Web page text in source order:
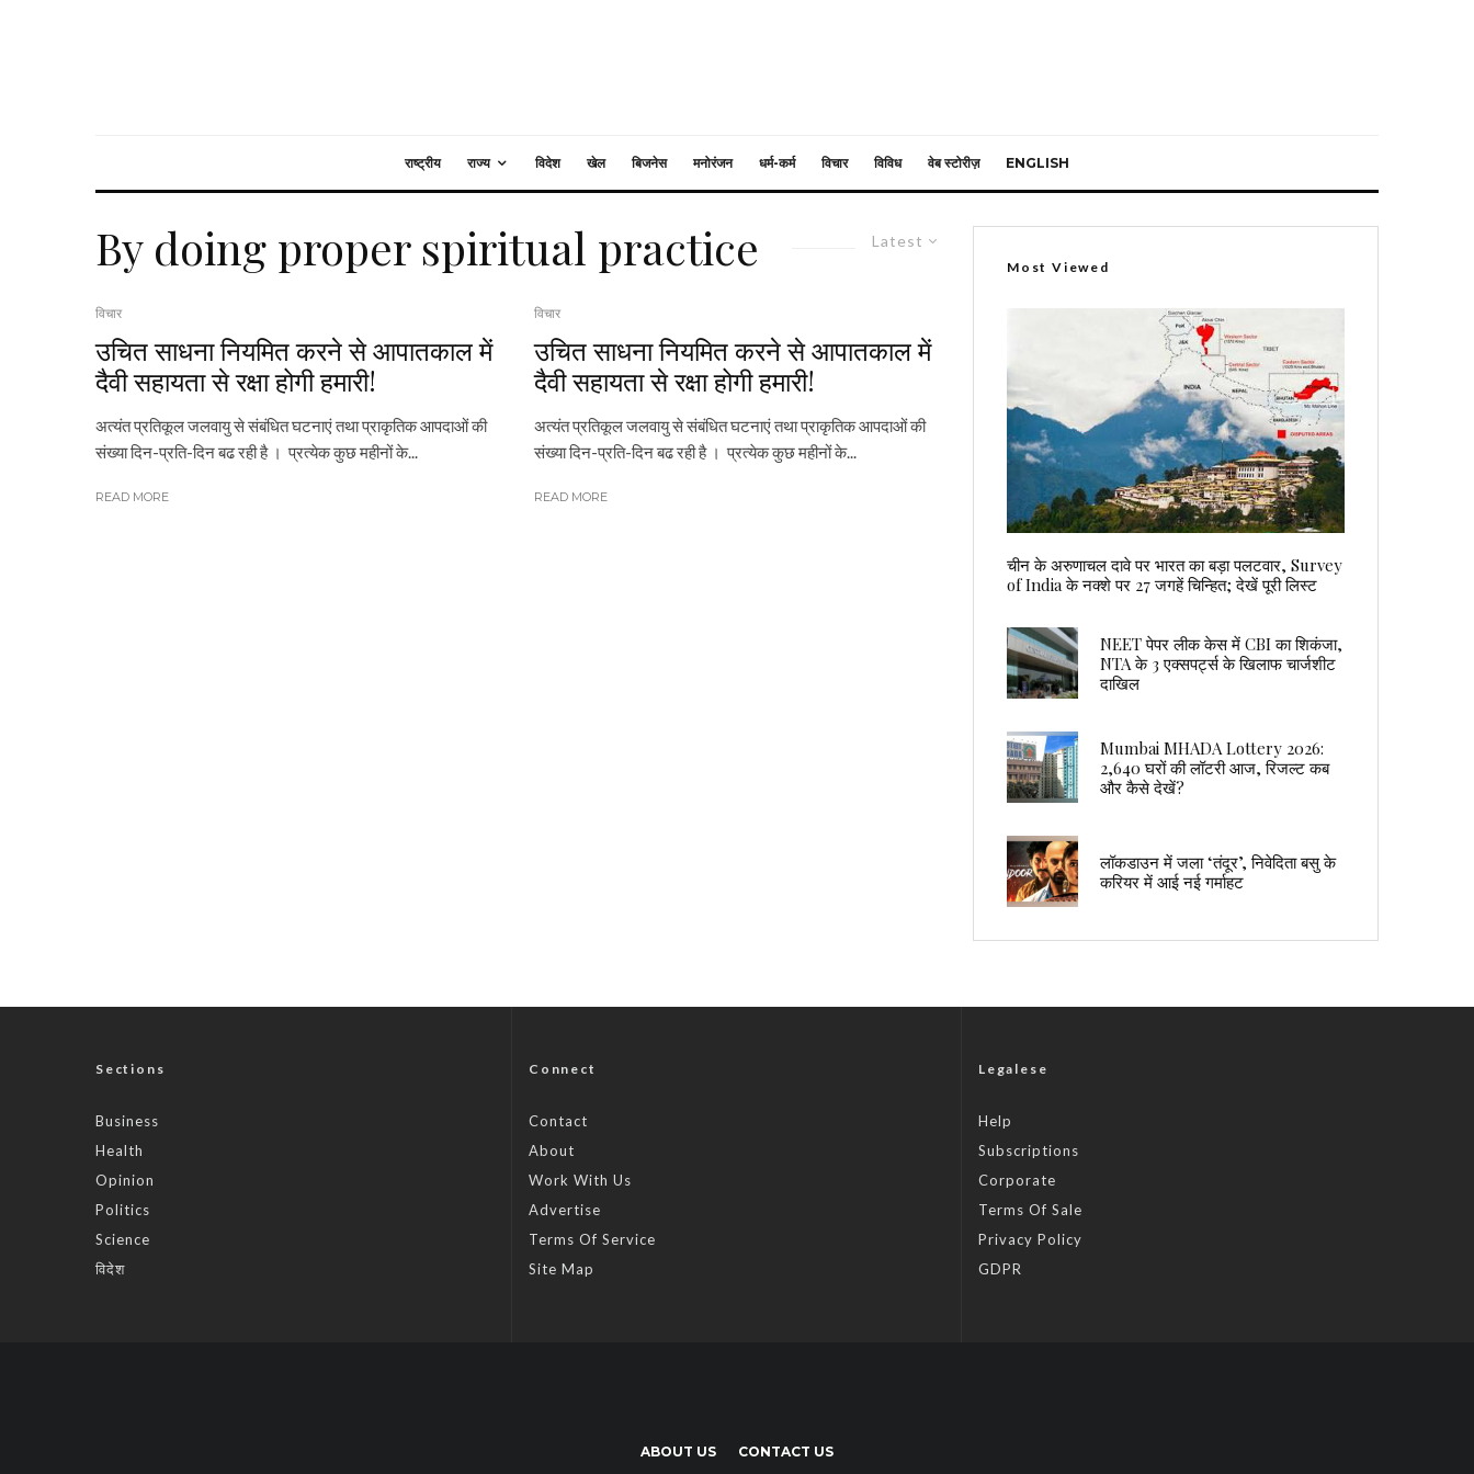
राष्ट्रीय राज्य विदेश खेल बिजनेस मनोरंजन धर्म-कर्म विचार विविध वेब स्टोरीज़ ENGLISH
Latest
By doing proper spiritual practice
विचार
उचित साधना नियमित करने से आपातकाल में
दैवी सहायता से रक्षा होगी हमारी!
अत्यंत प्रतिकूल जलवायु से संबंधित घटनाएं तथा प्राकृतिक आपदाओं की
संख्या दिन-प्रति-दिन बढ रही है । प्रत्येक कुछ महीनों के...
READ MORE
विचार
उचित साधना नियमित करने से आपातकाल में
दैवी सहायता से रक्षा होगी हमारी!
अत्यंत प्रतिकूल जलवायु से संबंधित घटनाएं तथा प्राकृतिक आपदाओं की
संख्या दिन-प्रति-दिन बढ रही है । प्रत्येक कुछ महीनों के...
READ MORE
Most Viewed
चीन के अरुणाचल दावे पर भारत का बड़ा पलटवार, Survey
of India के नक्शे पर 27 जगहें चिन्हित; देखें पूरी लिस्ट
NEET पेपर लीक केस में CBI का शिकंजा,
NTA के 3 एक्सपर्ट्स के खिलाफ चार्जशीट
दाखिल
Mumbai MHADA Lottery 2026:
2,640 घरों की लॉटरी आज, रिजल्ट कब
और कैसे देखें?
लॉकडाउन में जला ‘तंदूर’, निवेदिता बसु के
करियर में आई नई गर्माहट
Sections
Business
Health
Opinion
Politics
Science
विदेश
Connect
Contact
About
Work With Us
Advertise
Terms Of Service
Site Map
Legalese
Help
Subscriptions
Corporate
Terms Of Sale
Privacy Policy
GDPR
ABOUT US CONTACT US